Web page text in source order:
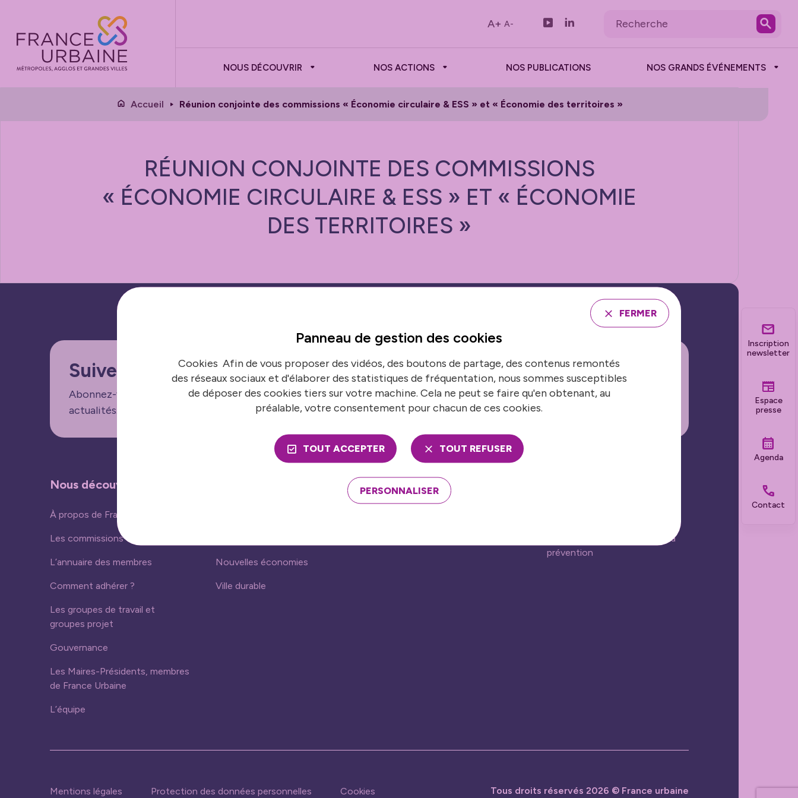
A+ A-
NOUS DÉCOUVRIR NOS ACTIONS NOS PUBLICATIONS NOS GRANDS ÉVÉNEMENTS
Inscription
newsletter
Espace
presse
Agenda
Contact
Accueil Réunion conjointe des commissions « Économie circulaire & ESS » et « Économie des territoires »
RÉUNION CONJOINTE DES COMMISSIONS
« ÉCONOMIE CIRCULAIRE & ESS » ET « ÉCONOMIE
DES TERRITOIRES »
Suivez nos informations en temps réel
Abonnez-vous aux lettres d'informations de France urbaine pour suivre toutes nos
actualités.
S’INSCRIRE À LA
NEWSLETTER
Nous découvrir
À propos de France urbaine
Les commissions
L’annuaire des membres
Comment adhérer ?
Les groupes de travail et
groupes projet
Gouvernance
Les Maires-Présidents, membres
de France Urbaine
L’équipe
Nouvelles économies
Ville durable
Nos publications
Biennale de la sécurité et de la
prévention
Mentions légales Protection des données personnelles Cookies Tous droits réservés 2026 © France urbaine
FERMER
Panneau de gestion des cookies
Cookies Afin de vous proposer des vidéos, des boutons de partage, des contenus remontés
des réseaux sociaux et d'élaborer des statistiques de fréquentation, nous sommes susceptibles
de déposer des cookies tiers sur votre machine. Cela ne peut se faire qu'en obtenant, au
préalable, votre consentement pour chacun de ces cookies.
TOUT ACCEPTER TOUT REFUSER
PERSONNALISER